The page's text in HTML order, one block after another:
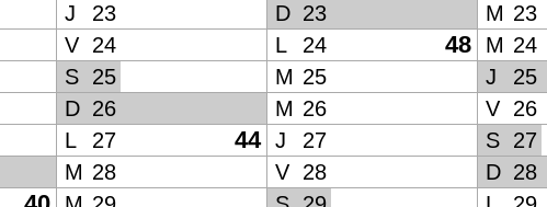
J 23 D 23 M 23
V 24 L 24 48 M 24
S 25 M 25 J 25
D 26 M 26 V 26
L 27 44 J 27 S
27
M 28 V 28 D 28